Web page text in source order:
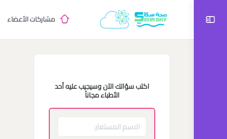
مشاركات الأعضاء
اكتب سؤالك الآن وسيجيب عليه أحد
الأطباء مجاناً